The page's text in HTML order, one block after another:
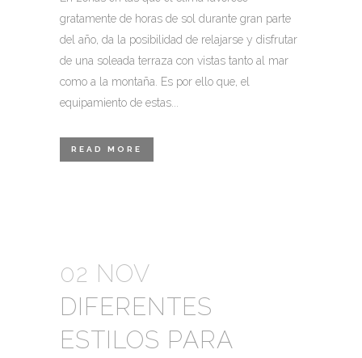
gratamente de horas de sol durante gran parte
del año, da la posibilidad de relajarse y disfrutar
de una soleada terraza con vistas tanto al mar
como a la montaña. Es por ello que, el
equipamiento de estas...
READ MORE
02 NOV
DIFERENTES
ESTILOS PARA